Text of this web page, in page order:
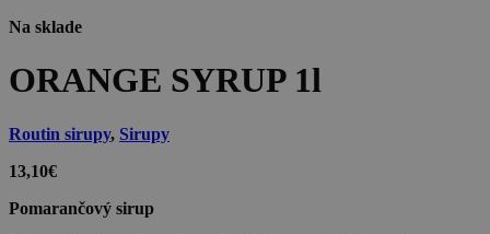
Na sklade
ORANGE SYRUP 1l
Routin sirupy, Sirupy
13,10€
Pomarančový sirup